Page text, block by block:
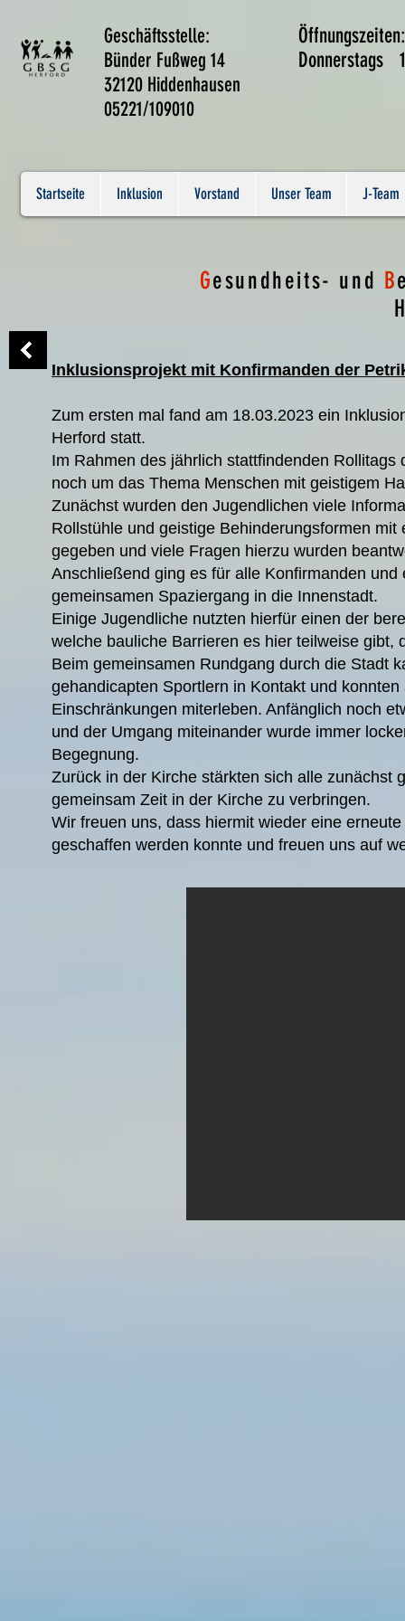
Geschäftsstelle:
Bünder Fußweg 14
32120 Hiddenhausen
05221/109010
Donnerstags
Startseite Inklusion Vorstand Unser Team J-Team
Gesundheits- und B
Inklusionsprojekt mit Konfirmanden der
Zum ersten mal fand am 18.03.2023 ein
Herford statt.
Im Rahmen des jährlich stattfindenden
noch um das Thema Menschen mit geistigem
Zunächst wurden den Jugendlichen viele
Rollstühle und geistige Behinderungsformen
gegeben und viele Fragen hierzu wurden
Anschließend ging es für alle Konfirmanden
gemeinsamen Spaziergang in die Innenstadt.
Einige Jugendliche nutzten hierfür einen der
welche bauliche Barrieren es hier teilweise
Beim gemeinsamen Rundgang durch die Stadt
gehandicapten Sportlern in Kontakt und
Einschränkungen miterleben. Anfänglich noch
und der Umgang miteinander wurde immer
Begegnung.
Zurück in der Kirche stärkten sich alle zunächst
gemeinsam Zeit in der Kirche zu verbringen.
Wir freuen uns, dass hiermit wieder eine
geschaffen werden konnte und freuen uns auf